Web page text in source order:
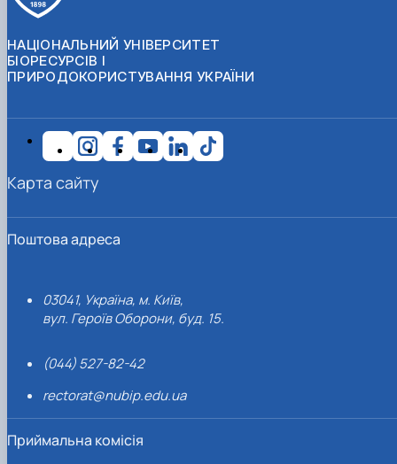
НАЦІОНАЛЬНИЙ УНІВЕРСИТЕТ
БІОРЕСУРСІВ І
ПРИРОДОКОРИСТУВАННЯ УКРАЇНИ
Поштова адреса
03041, Україна, м. Київ,
вул. Героїв Оборони, буд. 15.
(044) 527-82-42
rectorat@nubip.edu.ua
Приймальна комісія
Карта сайту